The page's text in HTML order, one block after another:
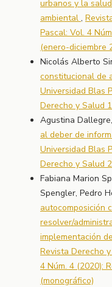
urbanos y la
ambiental ,
Pascal: Vol. 4
(enero-diciembre
Nicolás Alberto
constitucional de
Universidad Blas
Derecho y Salud
Agustina Dallegre,
al deber de
Universidad Blas
Derecho y Salud
Fabiana Marion
Spengler, Pedro
autocomposición
resolver/
implementación
Revista Derecho
4 Núm. 4 (2020):
(monográfico)